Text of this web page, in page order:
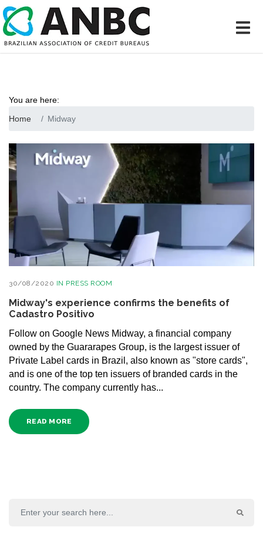
You are here:
Home
Midway
30/08/2020 IN PRESS ROOM
Midway's experience confirms the benefits of
Cadastro Positivo
Follow on Google News Midway, a financial company
owned by the Guararapes Group, is the largest issuer of
Private Label cards in Brazil, also known as "store cards",
and is one of the top ten issuers of branded cards in the
country. The company currently has...
READ MORE